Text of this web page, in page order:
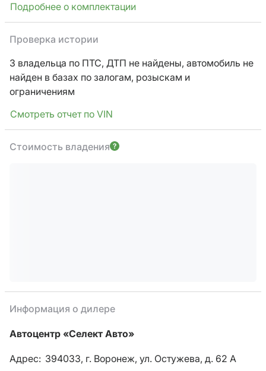
Подробнее о комплектации
Проверка истории
3 владельца по ПТС, ДТП не найдены, автомобиль не
найден в базах по залогам, розыскам и
ограничениям
Смотреть отчет по VIN
Стоимость владения
Информация о дилере
Автоцентр «Селект Авто»
Адрес: 394033, г. Воронеж, ул. Остужева, д. 62 А